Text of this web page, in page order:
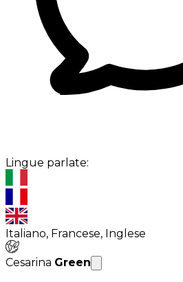
Lingue parlate:
Italiano, Francese, Inglese
Cesarina Green